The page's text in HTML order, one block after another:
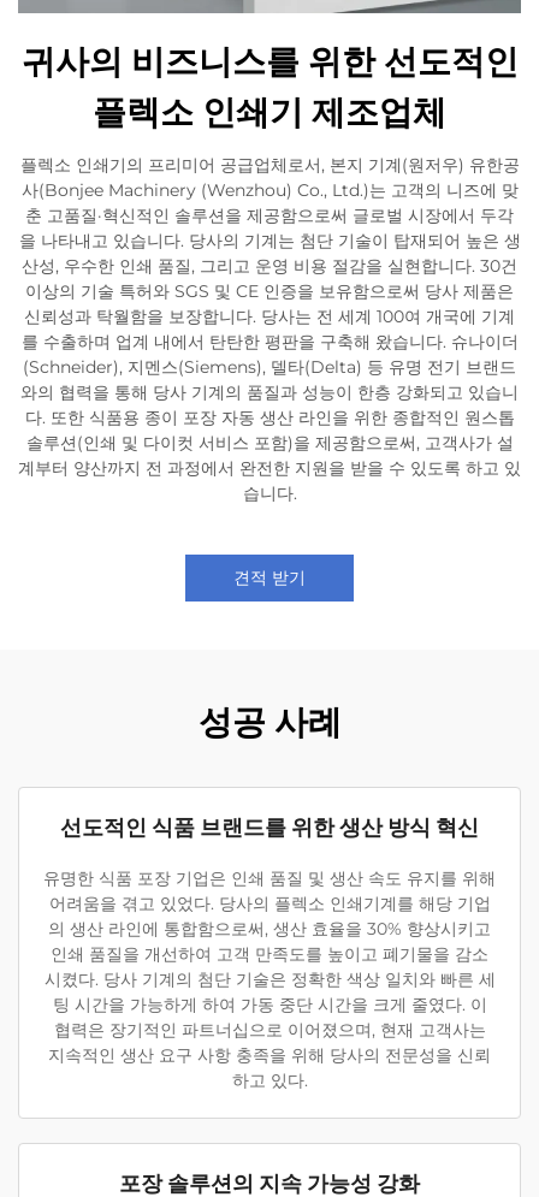
귀사의 비즈니스를 위한 선도적인
플렉소 인쇄기 제조업체
플렉소 인쇄기의 프리미어 공급업체로서, 본지 기계(원저우) 유한공
사(Bonjee Machinery (Wenzhou) Co., Ltd.)는 고객의 니즈에 맞
춘 고품질·혁신적인 솔루션을 제공함으로써 글로벌 시장에서 두각
을 나타내고 있습니다. 당사의 기계는 첨단 기술이 탑재되어 높은 생
산성, 우수한 인쇄 품질, 그리고 운영 비용 절감을 실현합니다. 30건
이상의 기술 특허와 SGS 및 CE 인증을 보유함으로써 당사 제품은
신뢰성과 탁월함을 보장합니다. 당사는 전 세계 100여 개국에 기계
를 수출하며 업계 내에서 탄탄한 평판을 구축해 왔습니다. 슈나이더
(Schneider), 지멘스(Siemens), 델타(Delta) 등 유명 전기 브랜드
와의 협력을 통해 당사 기계의 품질과 성능이 한층 강화되고 있습니
다. 또한 식품용 종이 포장 자동 생산 라인을 위한 종합적인 원스톱
솔루션(인쇄 및 다이컷 서비스 포함)을 제공함으로써, 고객사가 설
계부터 양산까지 전 과정에서 완전한 지원을 받을 수 있도록 하고 있
습니다.
견적 받기
성공 사례
선도적인 식품 브랜드를 위한 생산 방식 혁신
유명한 식품 포장 기업은 인쇄 품질 및 생산 속도 유지를 위해
어려움을 겪고 있었다. 당사의 플렉소 인쇄기계를 해당 기업
의 생산 라인에 통합함으로써, 생산 효율을 30% 향상시키고
인쇄 품질을 개선하여 고객 만족도를 높이고 폐기물을 감소
시켰다. 당사 기계의 첨단 기술은 정확한 색상 일치와 빠른 세
팅 시간을 가능하게 하여 가동 중단 시간을 크게 줄였다. 이
협력은 장기적인 파트너십으로 이어졌으며, 현재 고객사는
지속적인 생산 요구 사항 충족을 위해 당사의 전문성을 신뢰
하고 있다.
포장 솔루션의 지속 가능성 강화